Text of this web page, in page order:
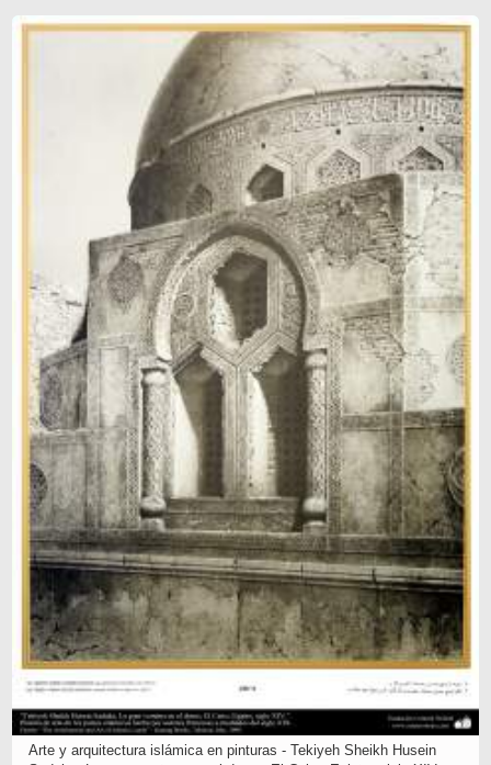
Arte y arquitectura islámica en pinturas - Tekiyeh Sheikh Husein